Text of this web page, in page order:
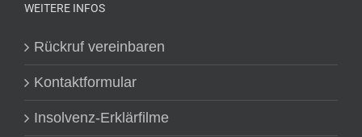
WEITERE INFOS
Rückruf vereinbaren
Kontaktformular
Insolvenz-Erklärfilme